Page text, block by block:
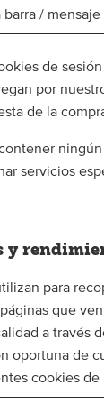
barra / mensaje
de
por
de la
servicios
y
para
que
a través
oportuna de
cookies de